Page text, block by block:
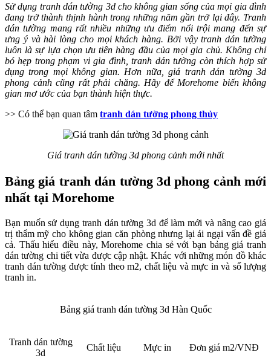
Sử dụng tranh dán tường 3d cho không gian sống của mọi gia đình
đang trở thành thịnh hành trong những năm gần trở lại đây. Tranh
dán tường mang rất nhiều những ưu điểm nổi trội mang đến sự
ưng ý và hài lòng cho mọi khách hàng. Bởi vậy tranh dán tường
luôn là sự lựa chọn ưu tiên hàng đầu của mọi gia chủ. Không chỉ
bó hẹp trong phạm vi gia đình, tranh dán tường còn thích hợp sử
dụng trong mọi không gian. Hơn nữa, giá tranh dán tường 3d
phong cảnh cũng rất phải chăng. Hãy để Morehome biến không
gian mơ ước của bạn thành hiện thực.
>> Có thể bạn quan tâm tranh dán tường phong thủy
Giá tranh dán tường 3d phong cảnh mới nhất
Bảng giá tranh dán tường 3d phong cảnh mới
nhất tại Morehome
Bạn muốn sử dụng tranh dán tường 3d để làm mới và nâng cao giá
trị thẩm mỹ cho không gian căn phòng nhưng lại ái ngại vấn đề giá
cả. Thấu hiểu điều này, Morehome chia sẻ với bạn bảng giá tranh
dán tường chi tiết vừa được cập nhật. Khác với những món đồ khác
tranh dán tường được tính theo m2, chất liệu và mực in và số lượng
tranh in.
Bảng giá tranh dán tường 3d Hàn Quốc
Tranh dán tường
3d
Chất liệu Mực in Đơn giá m2/VNĐ